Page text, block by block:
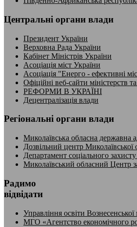
Центральні органи влади
Президент України
Верховна Рада України
Кабінет Міністрів України
Асоціація міст України
Асоціація "Енерго - ефективні
Офіційні веб-сайти міністерств
РЕФОРМИ В УКРАЇНІ
Децентралізація влади
Регіональні органи влади
Миколаївська обласна державна
Дозвільний центр Миколаївської
Департамент соціального
Миколаївський обласний Центр
Радимо
відвідати
Управління освіти Вознесенської
МГО «Агентство економічного